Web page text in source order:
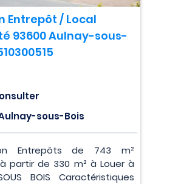
Entrepôt / Local
93600 Aulnay-sous-
sous-Bois
Entrepôts de 743 m²
partir de 330 m² à Louer à
BOIS Caractéristiques